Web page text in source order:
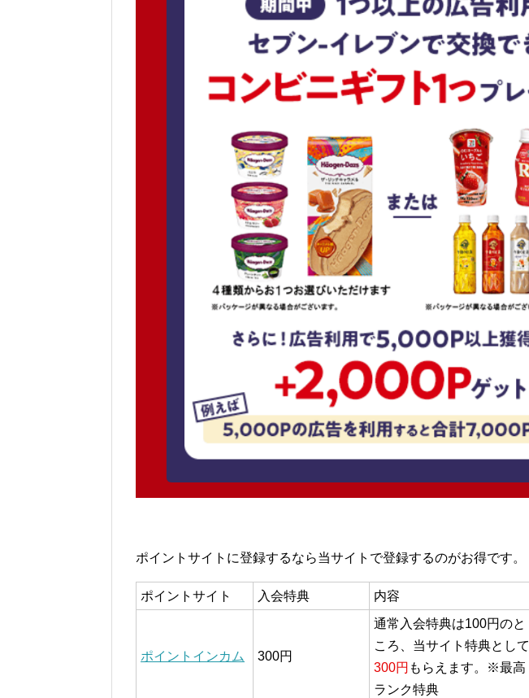
ポイントサイトに登録するなら当サイトで登録するのがお得です。
ポイントサイト 入会特典 内容
ポイントインカム 300円
通常入会特典は100円のと
ころ、当サイト特典として
300円 もらえます。※最高
ランク特典